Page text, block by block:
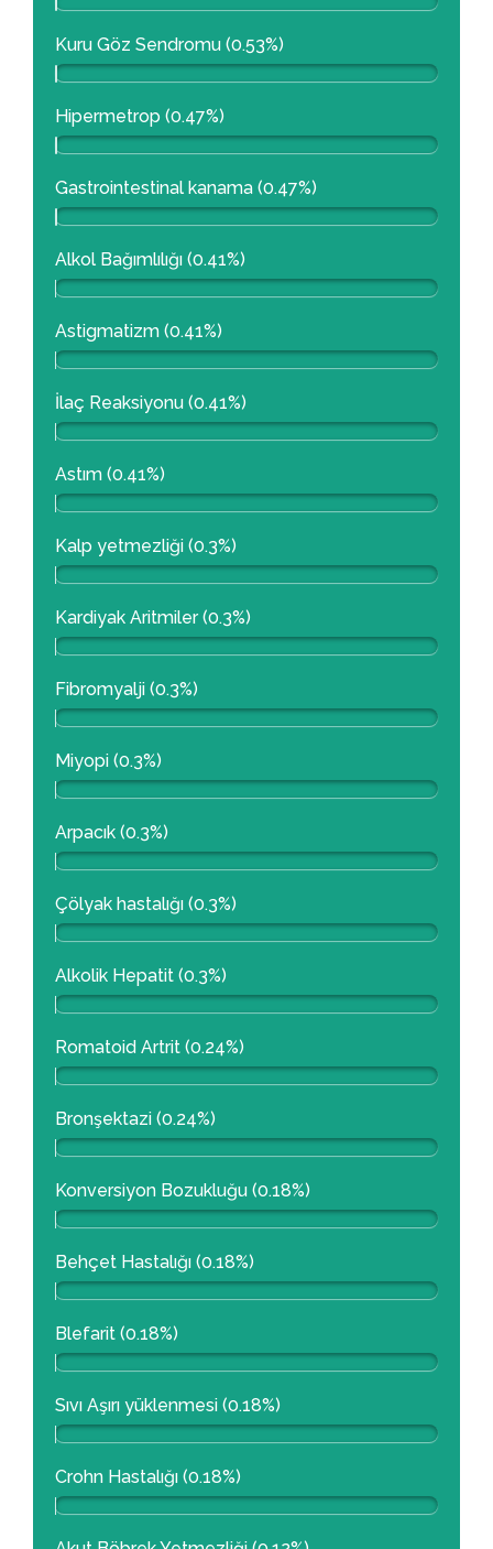
Kuru Göz Sendromu (0.53%)
Hipermetrop (0.47%)
Gastrointestinal kanama (0.47%)
Alkol Bağımlılığı (0.41%)
Astigmatizm (0.41%)
İlaç Reaksiyonu (0.41%)
Astım (0.41%)
Kalp yetmezliği (0.3%)
Kardiyak Aritmiler (0.3%)
Fibromyalji (0.3%)
Miyopi (0.3%)
Arpacık (0.3%)
Çölyak hastalığı (0.3%)
Alkolik Hepatit (0.3%)
Romatoid Artrit (0.24%)
Bronşektazi (0.24%)
Konversiyon Bozukluğu (0.18%)
Behçet Hastalığı (0.18%)
Blefarit (0.18%)
Sıvı Aşırı yüklenmesi (0.18%)
Crohn Hastalığı (0.18%)